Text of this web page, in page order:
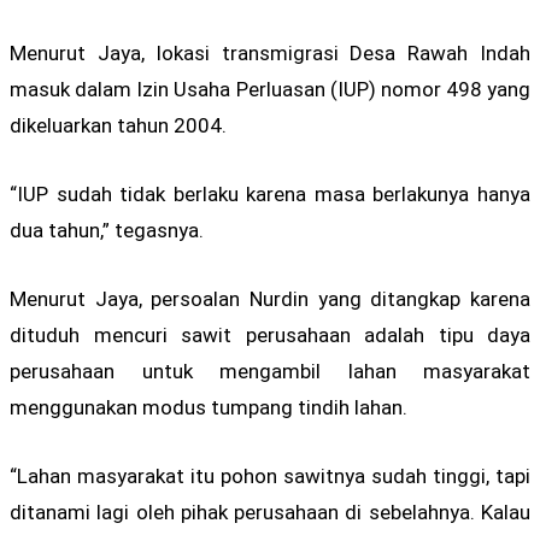
Menurut Jaya, lokasi transmigrasi Desa Rawah Indah
masuk dalam Izin Usaha Perluasan (IUP) nomor 498 yang
dikeluarkan tahun 2004.
“IUP sudah tidak berlaku karena masa berlakunya hanya
dua tahun,” tegasnya.
Menurut Jaya, persoalan Nurdin yang ditangkap karena
dituduh mencuri sawit perusahaan adalah tipu daya
perusahaan untuk mengambil lahan masyarakat
menggunakan modus tumpang tindih lahan.
“Lahan masyarakat itu pohon sawitnya sudah tinggi, tapi
ditanami lagi oleh pihak perusahaan di sebelahnya. Kalau